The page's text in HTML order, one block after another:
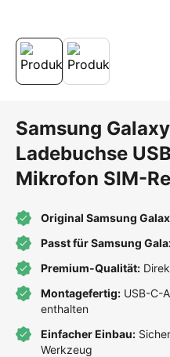
Samsung
Ladebuchse
Mikrofon SIM-
Original Samsung
Passt für Samsung
Premium-Qualität:
Montagefertig: USB-C-
enthalten
Einfacher Einbau:
Werkzeug